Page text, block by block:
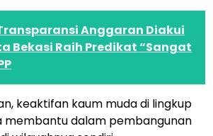
Anggaran Diakui
Bekasi Raih Predikat “Sangat
keaktifan kaum muda di lingkup
membantu dalam pembangunan